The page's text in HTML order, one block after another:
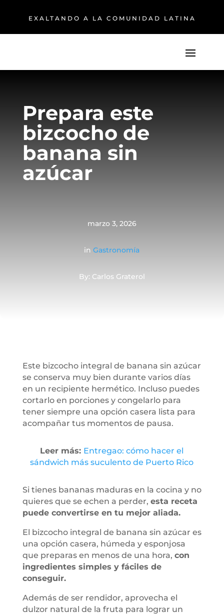
EXALTANDO A LA COMUNIDAD LATINA
Prepara este
bizcocho de
banana sin
azúcar
marzo 3, 2026
inGastronomía
By: Carlos Graterol
Este bizcocho integral de banana sin azúcar
se conserva muy bien durante varios días
en un recipiente hermético. Incluso puedes
cortarlo en porciones y congelarlo para
tener siempre una opción casera lista para
acompañar tus momentos de pausa.
Leer más: Entregao: cómo hacer el
sándwich más suculento de Puerto Rico
Si tienes bananas maduras en la cocina y no
quieres que se echen a perder, esta receta
puede convertirse en tu mejor aliada.
El bizcocho integral de banana sin azúcar es
una opción casera, húmeda y esponjosa
que preparas en menos de una hora, con
ingredientes simples y fáciles de
conseguir.
Además de ser rendidor, aprovecha el
dulzor natural de la fruta para lograr un